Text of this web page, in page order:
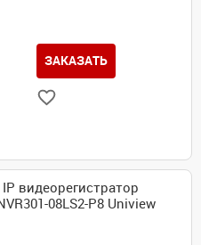
ЗАКАЗАТЬ
видеорегистратор
08LS2-P8 Uniview